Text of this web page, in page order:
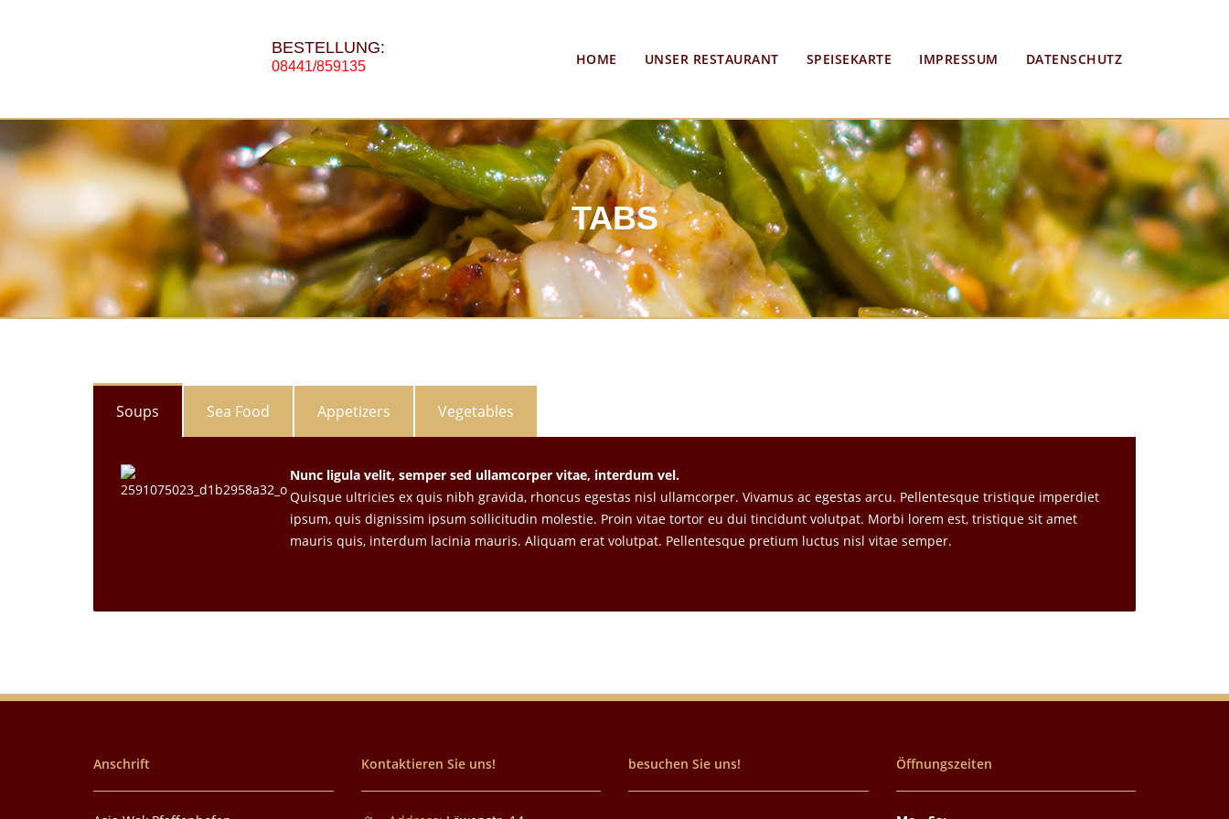
BESTELLUNG:
08441/859135 HOME UNSER RESTAURANT SPEISEKARTE IMPRESSUM DATENSCHUTZ
TABS
Soups Sea Food Appetizers Vegetables
Nunc ligula velit, semper sed ullamcorper vitae, interdum vel.
Quisque ultricies ex quis nibh gravida, rhoncus egestas nisl ullamcorper. Vivamus ac egestas arcu. Pellentesque tristique imperdiet
ipsum, quis dignissim ipsum sollicitudin molestie. Proin vitae tortor eu dui tincidunt volutpat. Morbi lorem est, tristique sit amet
mauris quis, interdum lacinia mauris. Aliquam erat volutpat. Pellentesque pretium luctus nisl vitae semper.
Anschrift Kontaktieren Sie uns! besuchen Sie uns! Öffnungszeiten